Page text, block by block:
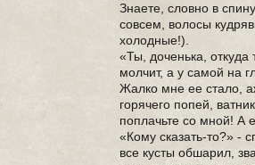
Знаете, словно в
совсем, волосы
холодные!).
«Ты, доченька, откуда
молчит, а у самой на
Жалко мне ее стало,
горячего попей,
поплачьте со мной! А
«Кому сказать-то?» -
все кусты обшарил,